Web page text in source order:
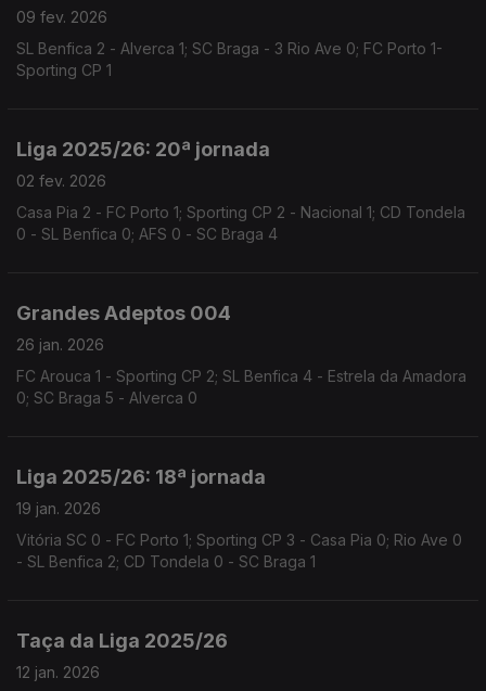
09 fev. 2026
SL Benfica 2 - Alverca 1; SC Braga - 3 Rio Ave 0; FC Porto 1-
Sporting CP 1
Liga 2025/26: 20ª jornada
02 fev. 2026
Casa Pia 2 - FC Porto 1; Sporting CP 2 - Nacional 1; CD Tondela
0 - SL Benfica 0; AFS 0 - SC Braga 4
Grandes Adeptos 004
26 jan. 2026
FC Arouca 1 - Sporting CP 2; SL Benfica 4 - Estrela da Amadora
0; SC Braga 5 - Alverca 0
Liga 2025/26: 18ª jornada
19 jan. 2026
Vitória SC 0 - FC Porto 1; Sporting CP 3 - Casa Pia 0; Rio Ave 0
- SL Benfica 2; CD Tondela 0 - SC Braga 1
Taça da Liga 2025/26
12 jan. 2026